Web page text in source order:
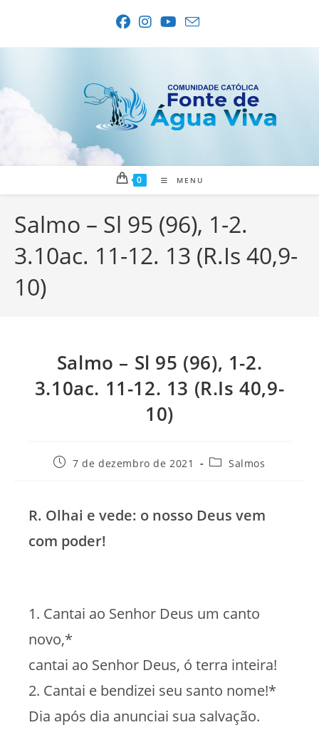
0 MENU
Salmo – Sl 95 (96), 1-2.
3.10ac. 11-12. 13 (R.Is 40,9-
10)
Salmo – Sl 95 (96), 1-2.
3.10ac. 11-12. 13 (R.Is 40,9-
10)
Post7 de dezembro de 2021
Categoria
Salmos
R. Olhai e vede: o nosso Deus vem
com poder!
1. Cantai ao Senhor Deus um canto
novo,*
cantai ao Senhor Deus, ó terra inteira!
2. Cantai e bendizei seu santo nome!*
Dia após dia anunciai sua salvação.